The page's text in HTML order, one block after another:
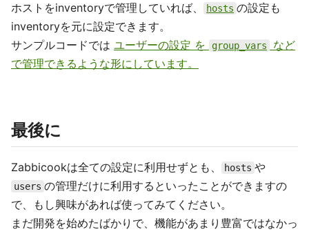
ホストをinventoryで管理していれば、
hosts の設定も
inventoryを元に設定できます。
サンプルコードでは ユーザーの設定 を group_vars
など
で管理できるような形にしています。
最後に
Zabbicookは全ての設定に利用せずとも、 hosts や
users の管理だけに利用するといったことができますの
で、もし興味があれば使ってみてください。
まだ開発を始めたばかりで、機能があまり豊富ではなかっ